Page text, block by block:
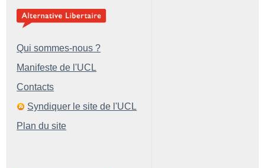
Qui sommes-nous ?
Manifeste de l'UCL
Contacts
Syndiquer le site de l'UCL
Plan du site